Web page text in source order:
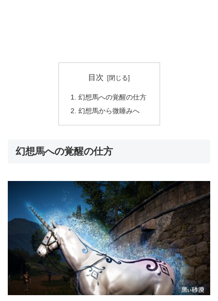
目次
幻想馬への覚醒の仕方
幻想馬から微睡みへ
幻想馬への覚醒の仕方